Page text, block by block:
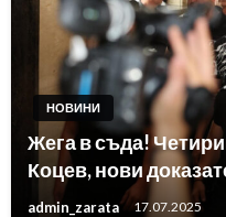
НОВИНИ
Жега в съда!
Коцев, нови
admin_zarata 17.07.2025